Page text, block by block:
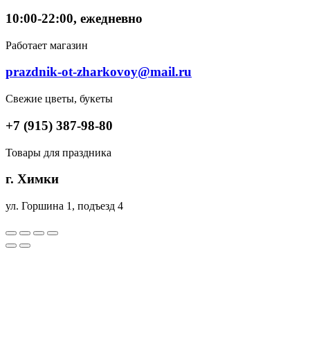
10:00-22:00, ежедневно
Работает магазин
prazdnik-ot-zharkovoy@mail.ru
Свежие цветы, букеты
+7 (915) 387-98-80
Товары для праздника
г. Химки
ул. Горшина 1, подъезд 4